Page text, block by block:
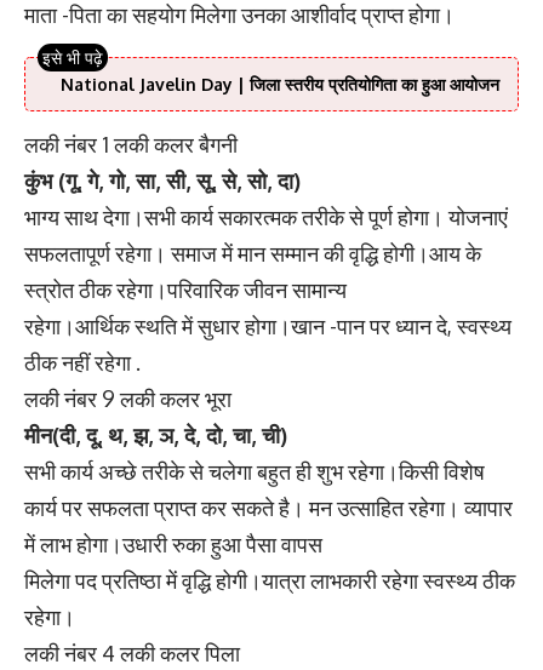
माता -पिता का सहयोग मिलेगा उनका आशीर्वाद प्राप्त होगा।
National Javelin Day | जिला स्तरीय प्रतियोगिता का हुआ आयोजन
लकी नंबर 1 लकी कलर बैगनी
कुंभ (गू, गे, गो, सा, सी, सू, से, सो, दा)
भाग्य साथ देगा।सभी कार्य सकारत्मक तरीके से पूर्ण होगा। योजनाएं
सफलतापूर्ण रहेगा। समाज में मान सम्मान की वृद्धि होगी।आय के
स्त्रोत ठीक रहेगा।परिवारिक जीवन सामान्य
रहेगा।आर्थिक स्थति में सुधार होगा।खान -पान पर ध्यान दे, स्वस्थ्य
ठीक नहीं रहेगा .
लकी नंबर 9 लकी कलर भूरा
मीन(दी, दू, थ, झ, ञ, दे, दो, चा, ची)
सभी कार्य अच्छे तरीके से चलेगा बहुत ही शुभ रहेगा।किसी विशेष
कार्य पर सफलता प्राप्त कर सकते है। मन उत्साहित रहेगा। व्यापार
में लाभ होगा।उधारी रुका हुआ पैसा वापस
मिलेगा पद प्रतिष्ठा में वृद्धि होगी।यात्रा लाभकारी रहेगा स्वस्थ्य ठीक
रहेगा।
लकी नंबर 4 लकी कलर पिला